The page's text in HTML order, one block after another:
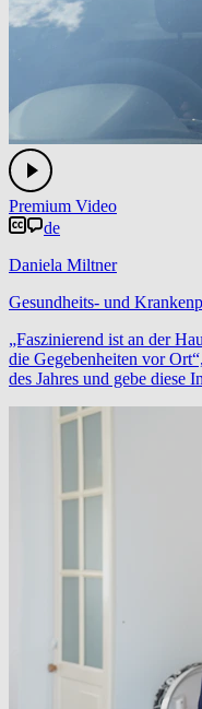
Premium Video
de
Daniela Miltner
Gesundheits- und
„Faszinierend ist an der
die Gegebenheiten vor
des Jahres und gebe diese